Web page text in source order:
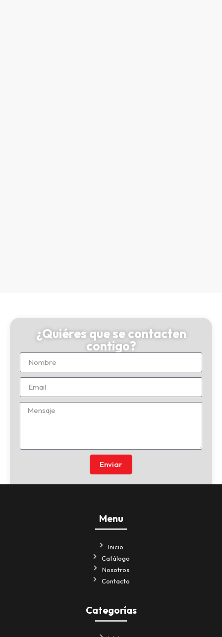
¿Quiéres que se contacten
contigo?
Enviar
Menu
Inicio
Catálogo
Nosotros
Contacto
Categorías